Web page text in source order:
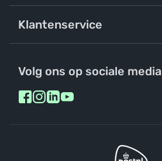
Klantenservice
Volg ons op sociale media